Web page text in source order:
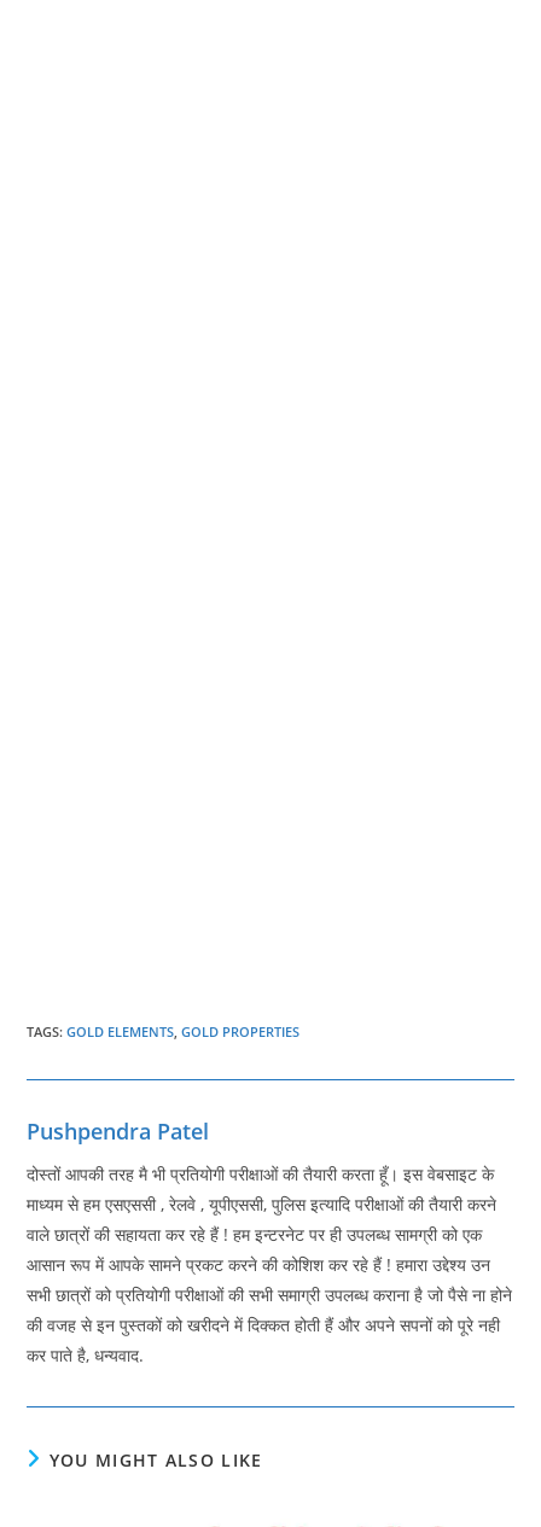
TAGS:GOLD ELEMENTS GOLD PROPERTIES
Pushpendra Patel
दोस्तों आपकी तरह मै भी प्रतियोगी परीक्षाओं की तैयारी करता हूँ। इस वेबसाइट के
माध्यम से हम एसएससी , रेलवे , यूपीएससी, पुलिस इत्यादि परीक्षाओं की तैयारी करने
वाले छात्रों की सहायता कर रहे हैं ! हम इन्टरनेट पर ही उपलब्ध सामग्री को एक
आसान रूप में आपके सामने प्रकट करने की कोशिश कर रहे हैं ! हमारा उद्देश्य उन
सभी छात्रों को प्रतियोगी परीक्षाओं की सभी समाग्री उपलब्ध कराना है जो पैसे ना होने
की वजह से इन पुस्तकों को खरीदने में दिक्कत होती हैं और अपने सपनों को पूरे नही
कर पाते है, धन्यवाद.
YOU MIGHT ALSO LIKE